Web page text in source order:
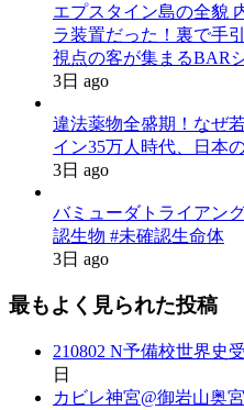
エプスタイン島の全貌
ラ装置だった！裏で手
視点の客が集まるBAR
3日 ago
違法薬物全盛期！なぜ
イン35万人時代、日本
3日 ago
バミューダトライアン
認生物 #未確認生命体
3日 ago
最もよく見られた投稿
210802 N予備校世界史
日
カビレ神宮@御岩山奥宮